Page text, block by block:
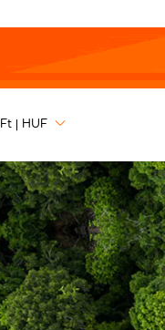
Ft | HUF